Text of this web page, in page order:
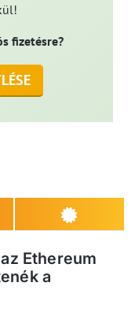
fizetésre?
Ethereum
a